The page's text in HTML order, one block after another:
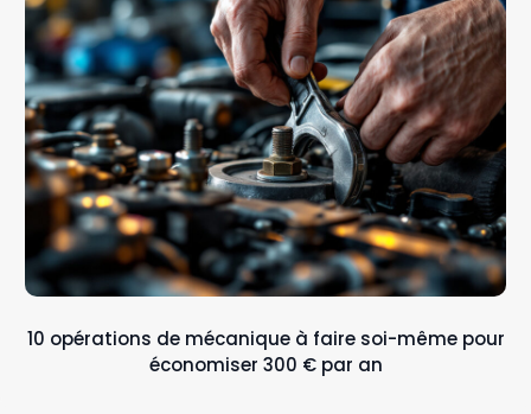
10 opérations de mécanique à faire soi-même pour
économiser 300 € par an